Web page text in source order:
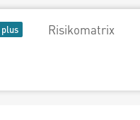
Risikomatrix